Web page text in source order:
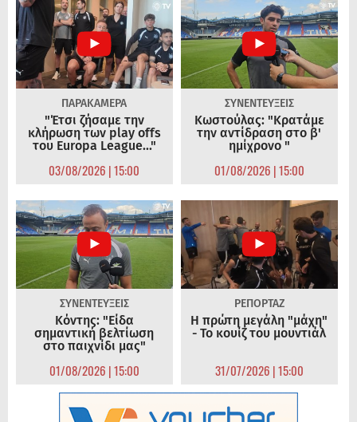
ΠΑΡΑΚΑΜΕΡΑ
"Έτσι ζήσαμε την
κλήρωση των play offs
του Europa League..."
03/08/2026 | 15:00
ΣΥΝΕΝΤΕΥΞΕΙΣ
Κωστούλας: "Κρατάμε
την αντίδραση στο β'
ημίχρονο "
01/08/2026 | 15:00
ΣΥΝΕΝΤΕΥΞΕΙΣ
Κόντης: "Είδα
σημαντική βελτίωση
στο παιχνίδι μας"
01/08/2026 | 15:00
ΡΕΠΟΡΤΑΖ
Η πρώτη μεγάλη "μάχη"
- Το κουίζ του μουντιάλ
31/07/2026 | 15:00